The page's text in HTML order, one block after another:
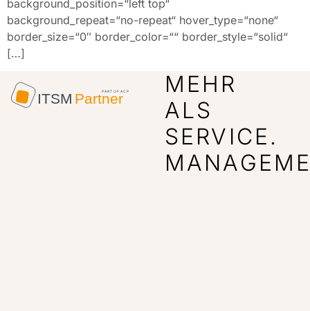
background_position=“left top“
background_repeat=“no-repeat“ hover_type=“none“
border_size=“0″ border_color=““ border_style=“solid“
[…]
MEHR
ALS
SERVICE.